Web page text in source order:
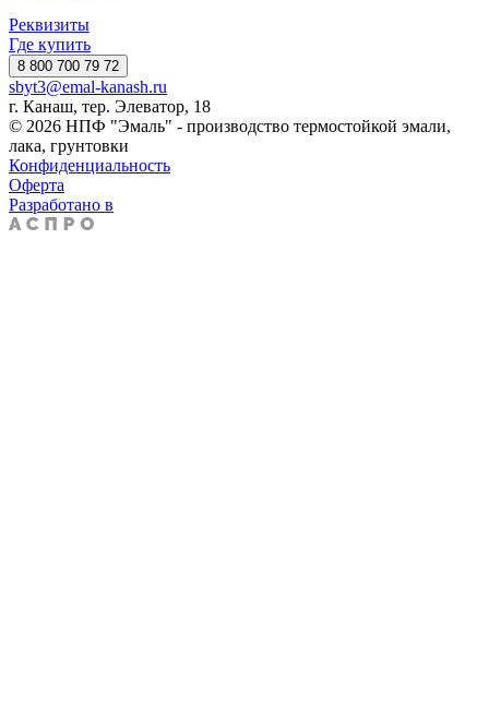
Реквизиты
Где купить
8 800 700 79 72
sbyt3@emal-kanash.ru
г. Канаш, тер. Элеватор, 18
© 2026 НПФ "Эмаль" - производство термостойкой эмали,
лака, грунтовки
Конфиденциальность
Оферта
Разработано в